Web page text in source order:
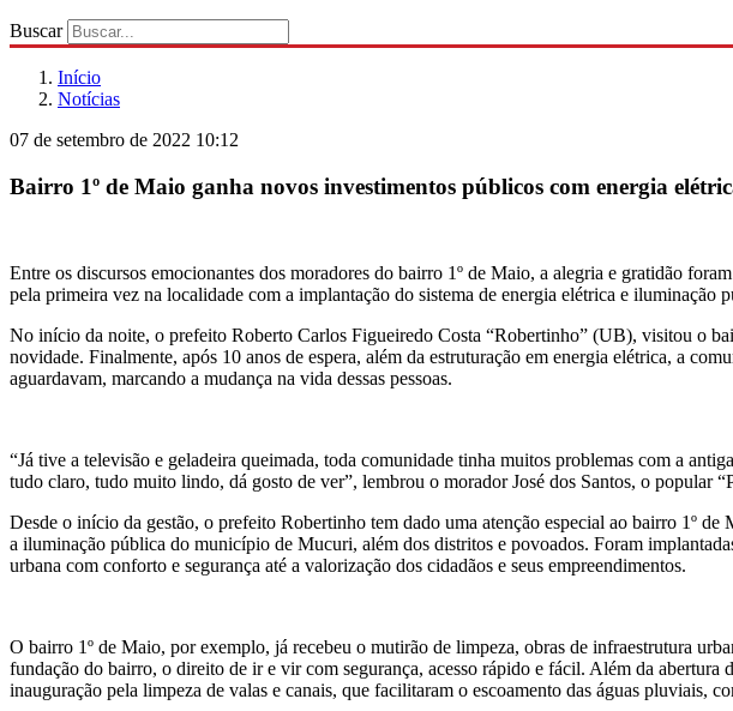
Buscar
Início
Notícias
07 de setembro de 2022 10:12
Bairro 1º de Maio ganha novos investimentos públicos com energia
Entre os discursos emocionantes dos moradores do bairro 1º de Maio, a alegria e gratidão
pela primeira vez na localidade com a implantação do sistema de energia elétrica e iluminação
No início da noite, o prefeito Roberto Carlos Figueiredo Costa “Robertinho” (UB), visitou o
novidade. Finalmente, após 10 anos de espera, além da estruturação em energia elétrica, a
aguardavam, marcando a mudança na vida dessas pessoas.
“Já tive a televisão e geladeira queimada, toda comunidade tinha muitos problemas com a
tudo claro, tudo muito lindo, dá gosto de ver”, lembrou o morador José dos Santos, o popular
Desde o início da gestão, o prefeito Robertinho tem dado uma atenção especial ao bairro 1º
a iluminação pública do município de Mucuri, além dos distritos e povoados. Foram
urbana com conforto e segurança até a valorização dos cidadãos e seus empreendimentos.
O bairro 1º de Maio, por exemplo, já recebeu o mutirão de limpeza, obras de infraestrutura
fundação do bairro, o direito de ir e vir com segurança, acesso rápido e fácil. Além da abertura
inauguração pela limpeza de valas e canais, que facilitaram o escoamento das águas pluviais,